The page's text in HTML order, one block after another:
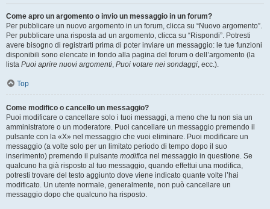
Come apro un argomento o invio un messaggio in un forum?
Per pubblicare un nuovo argomento in un forum, clicca su “Nuovo argomento”.
Per pubblicare una risposta ad un argomento, clicca su “Rispondi”. Potresti
avere bisogno di registrarti prima di poter inviare un messaggio: le tue funzioni
disponibili sono elencate in fondo alla pagina del forum o dell’argomento (la
lista Puoi aprire nuovi argomenti, Puoi votare nei sondaggi, ecc.).
Top
Come modifico o cancello un messaggio?
Puoi modificare o cancellare solo i tuoi messaggi, a meno che tu non sia un
amministratore o un moderatore. Puoi cancellare un messaggio premendo il
pulsante con la «X» nel messaggio che vuoi eliminare. Puoi modificare un
messaggio (a volte solo per un limitato periodo di tempo dopo il suo
inserimento) premendo il pulsante modifica nel messaggio in questione. Se
qualcuno ha già risposto al tuo messaggio, quando effettui una modifica,
potresti trovare del testo aggiunto dove viene indicato quante volte l’hai
modificato. Un utente normale, generalmente, non può cancellare un
messaggio dopo che qualcuno ha risposto.